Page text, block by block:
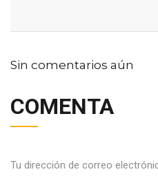
Sin comentarios aún
COMENTA
Tu dirección de correo